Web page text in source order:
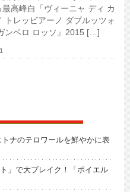
高峰白「ヴィーニャ ディ カ
トレッビアーノ ダブルッツォ
ンベロ ロッソ』2015 […]
ナのテロワールを鮮やかに表
」で大ブレイク！「ポイエル